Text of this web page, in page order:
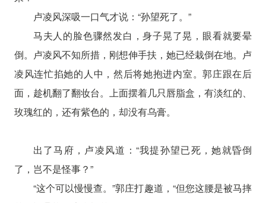
卢凌风深吸一口气才说：“孙望死了。”
马夫人的脸色骤然发白，身子晃了晃，眼看就要晕
倒。卢凌风不知所措，刚想伸手扶，她已经栽倒在地。卢
凌风连忙掐她的人中，然后将她抱进内室。郭庄跟在后
面，趁机翻了翻妆台。上面摆着几只唇脂盒，有淡红的、
玫瑰红的，还有紫色的，却没有乌膏。
出了马府，卢凌风道：“我提孙望已死，她就昏倒
了，岂不是怪事？”
“这个可以慢慢查。”郭庄打趣道，“但您这腰是被马摔